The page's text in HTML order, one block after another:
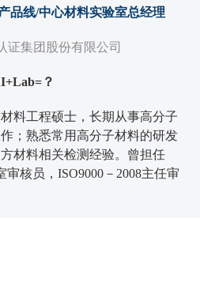
品线/中心材料实验室总经理
证集团股份有限公司
？
料工程硕士，长期从事高分子
；熟悉常用高分子材料的研发
材料相关检测经验。曾担任
审核员，ISO9000－2008主任审